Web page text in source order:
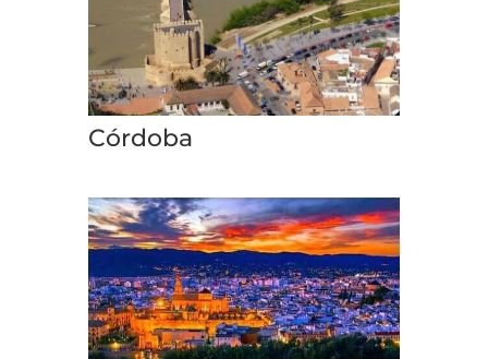
Córdoba